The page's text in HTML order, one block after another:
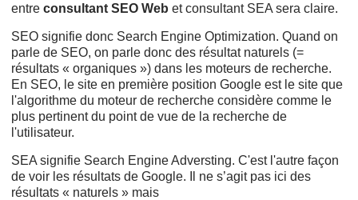
entreconsultant SEO Web et consultant SEA sera claire.
SEO signifie donc Search Engine Optimization. Quand on
parle de SEO, on parle donc des résultat naturels (=
résultats « organiques ») dans les moteurs de recherche.
En SEO, le site en première position Google est le site que
l'algorithme du moteur de recherche considère comme le
plus pertinent du point de vue de la recherche de
l'utilisateur.
SEA signifie Search Engine Adversting. C'est l'autre façon
de voir les résultats de Google. Il ne s’agit pas ici des
résultats « naturels » mais